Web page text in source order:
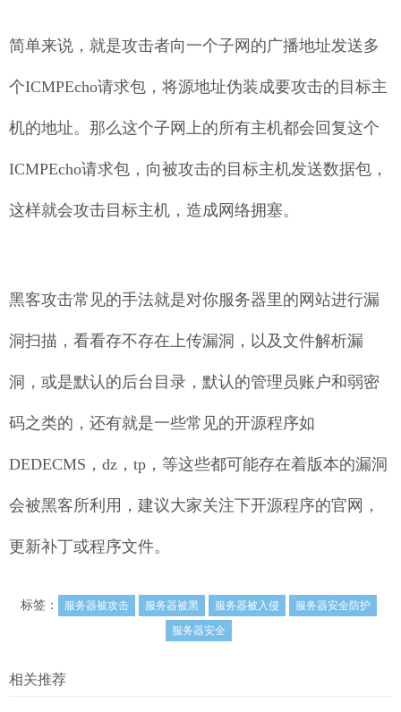
简单来说，就是攻击者向一个子网的广播地址发送多
个ICMPEcho请求包，将源地址伪装成要攻击的目标主
机的地址。那么这个子网上的所有主机都会回复这个
ICMPEcho请求包，向被攻击的目标主机发送数据包，
这样就会攻击目标主机，造成网络拥塞。
黑客攻击常见的手法就是对你服务器里的网站进行漏
洞扫描，看看存不存在上传漏洞，以及文件解析漏
洞，或是默认的后台目录，默认的管理员账户和弱密
码之类的，还有就是一些常见的开源程序如
DEDECMS，dz，tp，等这些都可能存在着版本的漏洞
会被黑客所利用，建议大家关注下开源程序的官网，
更新补丁或程序文件。
标签： 服务器被攻击 服务器被黑 服务器被入侵
服务器安全防护
服务器安全
相关推荐